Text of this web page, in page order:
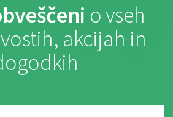
o vseh
akcijah in